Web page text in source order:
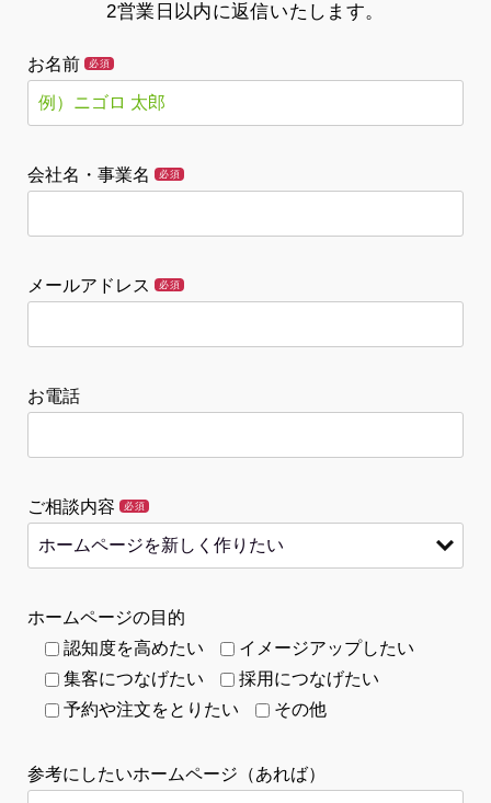
2営業日以内に返信いたします。
お名前 必須
会社名・事業名 必須
メールアドレス 必須
お電話
ご相談内容 必須
ホームページの目的
認知度を高めたい
イメージアップしたい
集客につなげたい
採用につなげたい
予約や注文をとりたい
その他
参考にしたいホームページ（あれば）